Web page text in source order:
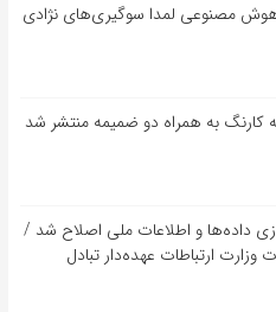
مصنوعی لمدا سوگیری‌های نژادی
کارنگ به همراه دو ضمیمه منتشر شد
داده‌ها و اطلاعات ملی اصلاح شد /
وزارت ارتباطات عهده‌دار تبادل